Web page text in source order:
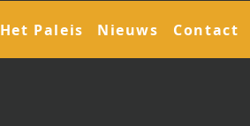
Paleis Nieuws Contact